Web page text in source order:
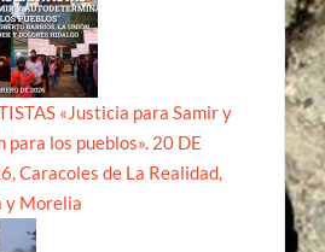
«Justicia para Samir y
los pueblos». 20 DE
Caracoles de La Realidad,
y Morelia